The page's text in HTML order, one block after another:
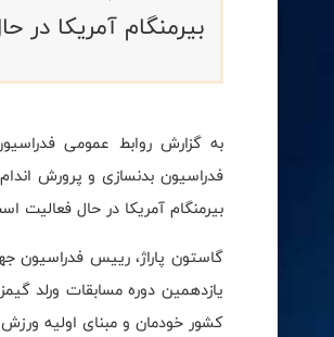
بیرمنگام آمریکا
به گزارش روابط عمومی
فدراسیون بدنسازی و پرورش
بیرمنگام آمریکا در حال
گاستون پاراژ، رییس فدراسیون
یازدهمین دوره مسابقات ورلد
کشور خودمان و مبنای اولیه